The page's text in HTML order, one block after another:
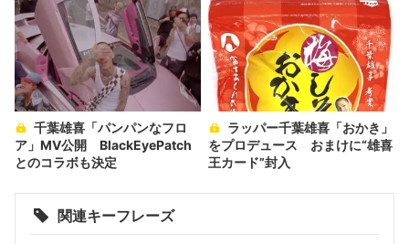
ア」MV公開 BlackEyePatch
とのコラボも決定
をプロデュース おまけに“雄喜
王カード”封入
関連キーフレーズ